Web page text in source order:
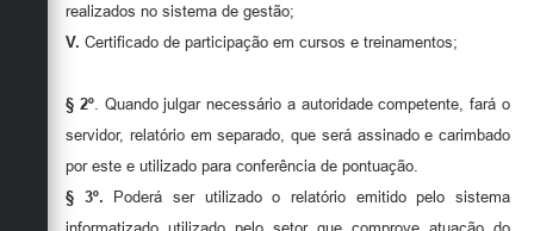
realizados no sistema de gestão;
V. Certificado de participação em cursos e treinamentos;
§ 2º. Quando julgar necessário a autoridade competente, fará o
servidor, relatório em separado, que será assinado e carimbado
por este e utilizado para conferência de pontuação.
§ 3º. Poderá ser utilizado o relatório emitido pelo sistema